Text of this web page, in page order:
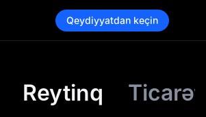
Qeydiyyatdan keçin
Reytinq Ticarət